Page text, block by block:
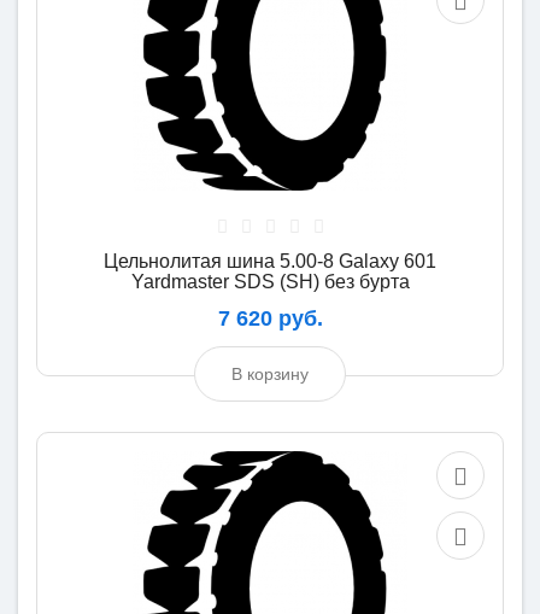
Цельнолитая шина 5.00-8 Galaxy 601
Yardmaster SDS (SH) без бурта
7 620 руб.
В корзину